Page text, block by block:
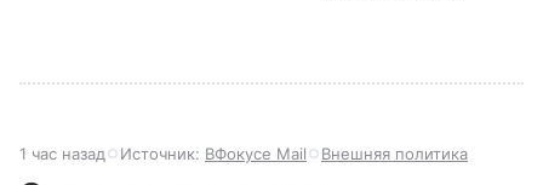
1 час назад Источник: ВФокусе Mail Внешняя политика